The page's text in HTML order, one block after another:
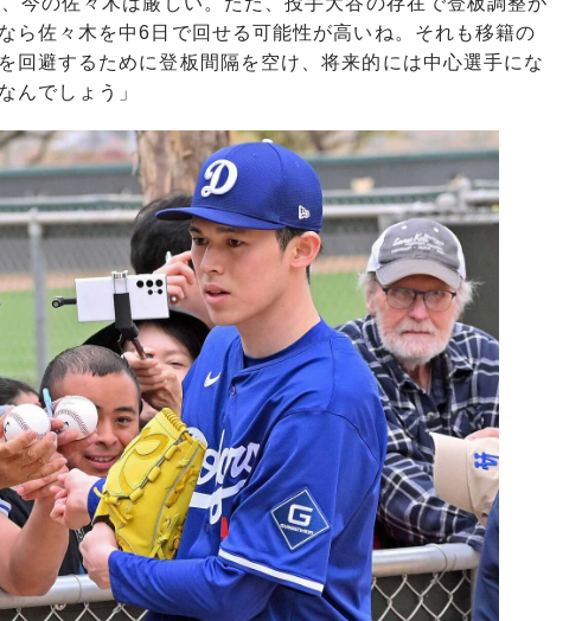
ら佐々木を中6日で回せる可能性が高いね。それも移籍の
回避するために登板間隔を空け、将来的には中心選手にな
んでしょう」